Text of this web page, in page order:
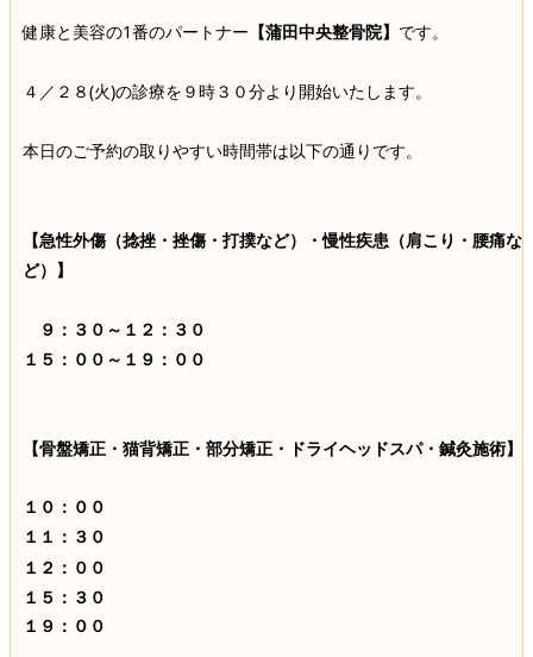
健康と美容の1番のパートナー 【蒲田中央整骨院】 です。
４／２８(火)の診療を９時３０分より開始いたします。
本日のご予約の取りやすい時間帯は以下の通りです。
【急性外傷（捻挫・挫傷・打撲など）・慢性疾患（肩こり・腰痛な
ど）】
９：３０～１２：３０
１５：００～１９：００
【骨盤矯正・猫背矯正・部分矯正・ドライヘッドスパ・鍼灸施術】
１０：００
１１：３０
１２：００
１５：３０
１９：００